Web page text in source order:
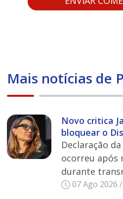
Mais notícias de
Novo critica
bloquear o
Declaração
ocorreu após
durante
07 Ago 2026